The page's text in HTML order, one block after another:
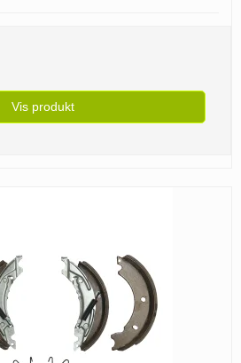
Vis produkt